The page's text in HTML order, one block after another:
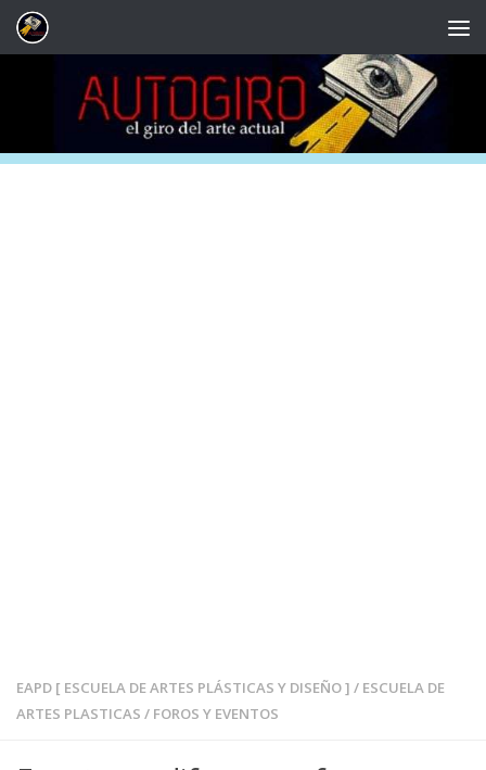
Saltar al contenido
EAPD [ ESCUELA DE ARTES PLÁSTICAS Y DISEÑO ] / ESCUELA DE
ARTES PLASTICAS / FOROS Y EVENTOS